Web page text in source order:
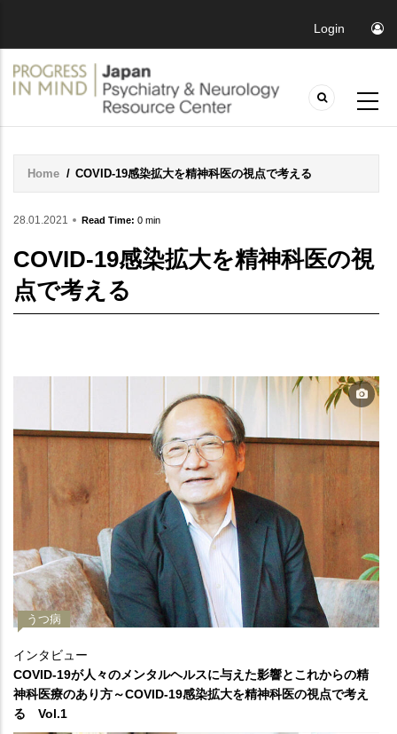
Login
Breadcrumb
Home / COVID-19感染拡大を精神科医の視点で考える
28.01.2021 Read Time: 0 min
COVID-19感染拡大を精神科医の視
点で考える
うつ病
インタビュー
COVID-19が人々のメンタルヘルスに与えた影響とこれからの精
神科医療のあり方～COVID-19感染拡大を精神科医の視点で考え
る Vol.1